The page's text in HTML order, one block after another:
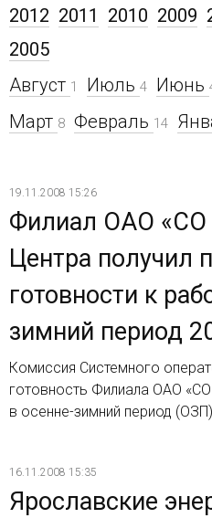
Август 1 Июль 4 Июнь
Март 8 Февраль 14
2012 2011 2010 2009
2005
19.11.2008 15:26
Филиал ОАО
Центра получил
готовности к
зимний период
Комиссия Системного
готовность Филиала ОАО
в осенне-зимний период
16.11.2008 15:35
Ярославские